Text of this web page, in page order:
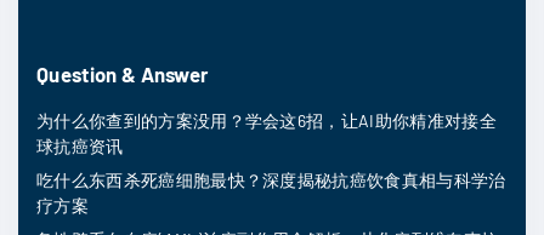
Question & Answer
为什么你查到的方案没用？学会这6招，让AI助你精准对接全
球抗癌资讯
吃什么东西杀死癌细胞最快？深度揭秘抗癌饮食真相与科学治
疗方案